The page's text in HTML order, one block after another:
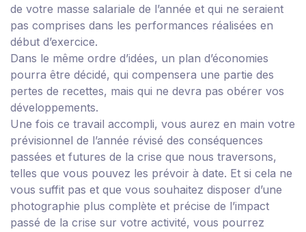
de votre masse salariale de l’année et qui ne seraient
pas comprises dans les performances réalisées en
début d’exercice.
Dans le même ordre d’idées, un plan d’économies
pourra être décidé, qui compensera une partie des
pertes de recettes, mais qui ne devra pas obérer vos
développements.
Une fois ce travail accompli, vous aurez en main votre
prévisionnel de l’année révisé des conséquences
passées et futures de la crise que nous traversons,
telles que vous pouvez les prévoir à date. Et si cela ne
vous suffit pas et que vous souhaitez disposer d’une
photographie plus complète et précise de l’impact
passé de la crise sur votre activité, vous pourrez